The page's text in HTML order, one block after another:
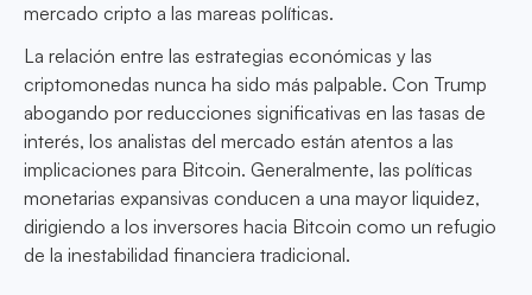
mercado cripto a las mareas políticas.
La relación entre las estrategias económicas y las
criptomonedas nunca ha sido más palpable. Con Trump
abogando por reducciones significativas en las tasas de
interés, los analistas del mercado están atentos a las
implicaciones para Bitcoin. Generalmente, las políticas
monetarias expansivas conducen a una mayor liquidez,
dirigiendo a los inversores hacia Bitcoin como un refugio
de la inestabilidad financiera tradicional.